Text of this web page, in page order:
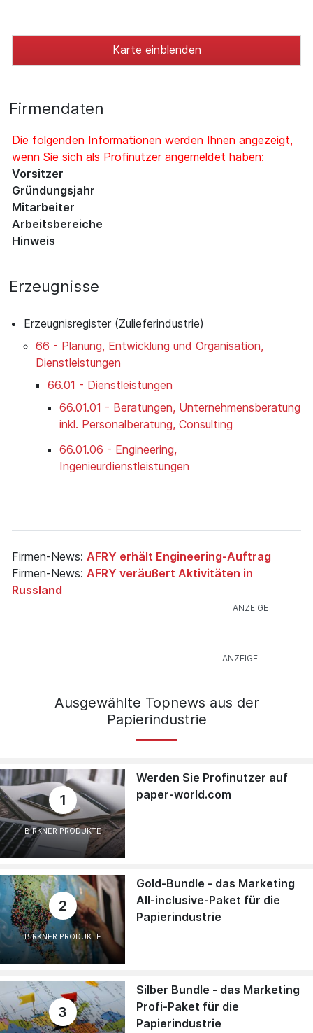
Karte einblenden
Firmendaten
Die folgenden Informationen werden Ihnen angezeigt,
wenn Sie sich als Profinutzer angemeldet haben:
Vorsitzer
Gründungsjahr
Mitarbeiter
Arbeitsbereiche
Hinweis
Erzeugnisse
Erzeugnisregister (Zulieferindustrie)
66 - Planung, Entwicklung und Organisation,
Dienstleistungen
66.01 - Dienstleistungen
66.01.01 - Beratungen, Unternehmensberatung
inkl. Personalberatung, Consulting
66.01.06 - Engineering,
Ingenieurdienstleistungen
Firmen-News: AFRY erhält Engineering-Auftrag
Firmen-News: AFRY veräußert Aktivitäten in
Russland
Ausgewählte Topnews aus der
Papierindustrie
1
BIRKNER PRODUKTE
Werden Sie Profinutzer auf
paper-world.com
2
BIRKNER PRODUKTE
Gold-Bundle - das Marketing
All-inclusive-Paket für die
Papierindustrie
3
Silber Bundle - das Marketing
Profi-Paket für die
Papierindustrie